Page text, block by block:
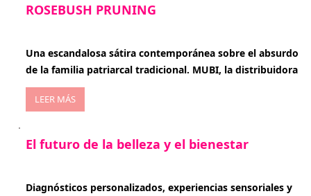
ROSEBUSH PRUNING
Una escandalosa sátira contemporánea sobre el absurdo
de la familia patriarcal tradicional. MUBI, la distribuidora
LEER MÁS
El futuro de la belleza y el bienestar
Diagnósticos personalizados, experiencias sensoriales y